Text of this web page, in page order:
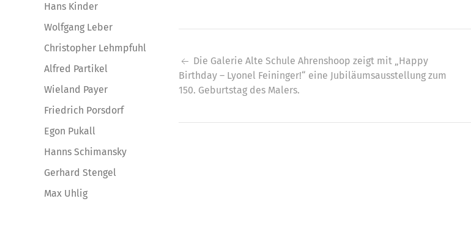
Hans Kinder
Wolfgang Leber
Christopher Lehmpfuhl
Alfred Partikel
Wieland Payer
Friedrich Porsdorf
Egon Pukall
Hanns Schimansky
Gerhard Stengel
Max Uhlig
Beitragsnavigation
Die Galerie Alte Schule Ahrenshoop zeigt mit „Happy
Birthday – Lyonel Feininger!“ eine Jubiläumsausstellung zum
150. Geburtstag des Malers.